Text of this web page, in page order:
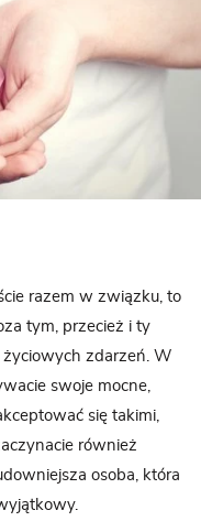
razem w związku, to
tym, przecież i ty
zdarzeń. W
swoje mocne,
się takimi,
również
osoba, która